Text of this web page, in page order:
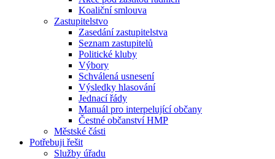
Koaliční smlouva
Zastupitelstvo
Zasedání zastupitelstva
Seznam zastupitelů
Politické kluby
Výbory
Schválená usnesení
Výsledky hlasování
Jednací řády
Manuál pro interpelující občany
Čestné občanství HMP
Městské části
Potřebuji řešit
Služby úřadu